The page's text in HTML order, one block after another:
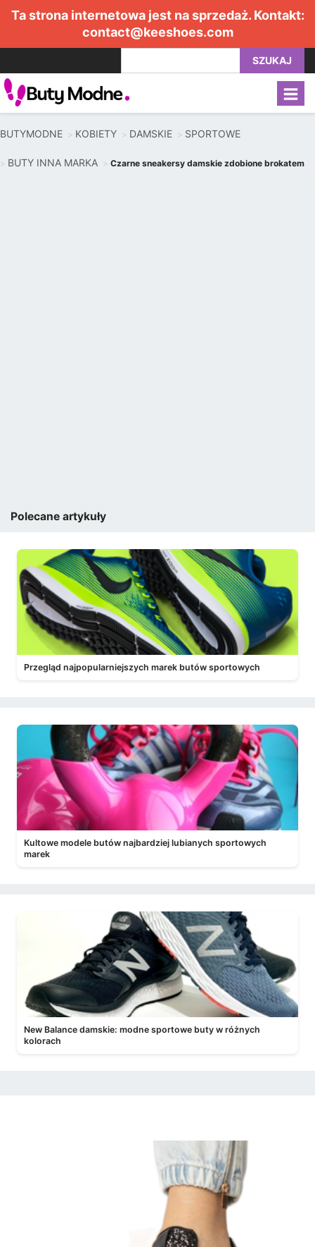
Ta strona internetowa jest na sprzedaż. Kontakt:
contact@keeshoes.com
SZUKAJ
BUTYMODNE KOBIETY DAMSKIE SPORTOWE
BUTY INNA MARKA Czarne sneakersy damskie zdobione brokatem
Polecane artykuły
Przegląd najpopularniejszych marek butów sportowych
Kultowe modele butów najbardziej lubianych sportowych
marek
New Balance damskie: modne sportowe buty w różnych
kolorach